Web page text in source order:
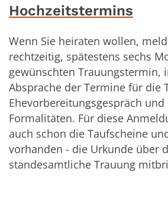
Hochzeitstermins
Wenn Sie heiraten wollen,
rechtzeitig, spätestens sechs
gewünschten Trauungstermin,
Absprache der Termine für die
Ehevorbereitungsgespräch
Formalitäten. Für diese
auch schon die Taufscheine
vorhanden - die Urkunde über
standesamtliche Trauung